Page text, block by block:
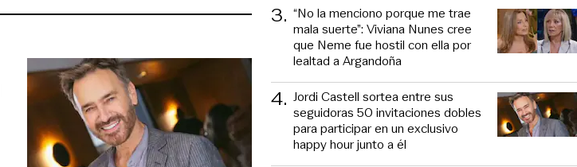
3. “No la menciono porque me trae
mala suerte”: Viviana Nunes cree
que Neme fue hostil con ella por
lealtad a Argandoña
4. Jordi Castell sortea entre sus
seguidoras 50 invitaciones dobles
para participar en un exclusivo
happy hour junto a él